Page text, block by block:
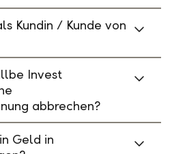
Kundin / Kunde von
Invest
abbrechen?
Geld in